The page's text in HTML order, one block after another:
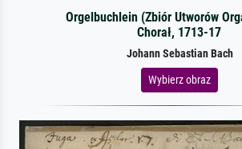
Orgelbuchlein (Zbiór Utworów
Chorał, 1713-17
Johann Sebastian Bach
Wybierz obraz